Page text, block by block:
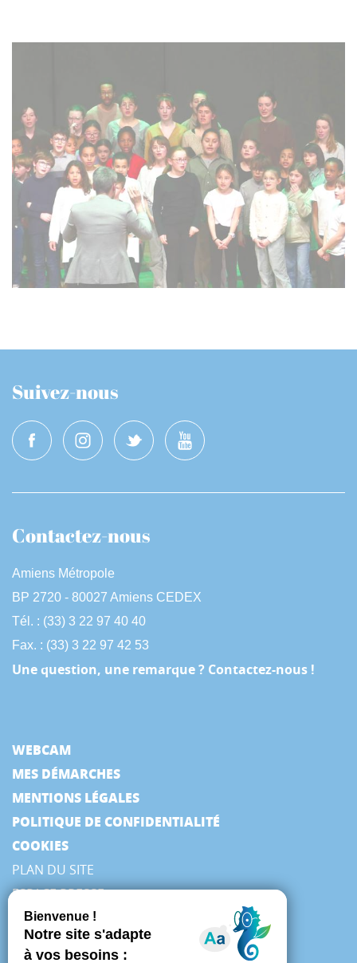
Suivez-nous
Contactez-nous
Amiens Métropole
BP 2720 - 80027 Amiens CEDEX
Tél. : (33) 3 22 97 40 40
Fax. : (33) 3 22 97 42 53
Une question, une remarque ? Contactez-nous !
WEBCAM
MES DÉMARCHES
MENTIONS LÉGALES
POLITIQUE DE CONFIDENTIALITÉ
COOKIES
PLAN DU SITE
ESPACE PRESSE